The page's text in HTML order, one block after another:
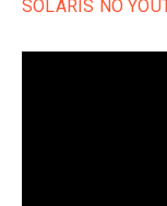
SOLARIS NO